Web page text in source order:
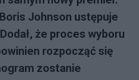
Johnson ustępuje
że proces wyboru
rozpocząć się
zostanie